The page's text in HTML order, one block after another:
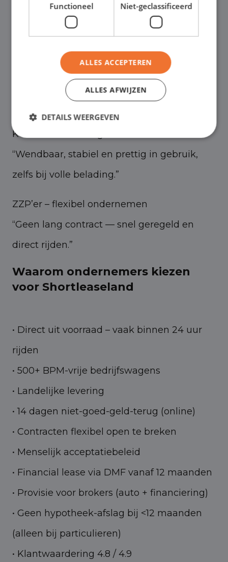
Klantervaringen
Installatiebedrijf – dagelijkse inzet
“Ruime en betrouwbare bus, precies wat we
nodig hebben.”
Koeriersdienst – regionale routes
“Wendbaar, stabiel en prettig in gebruik,
zelfs bij volle belading.”
ZZP’er – flexibel ondernemen
“Geen lang contract — snel geregeld en
direct rijden.”
Waarom ondernemers kiezen
voor Shortleaseland
• Direct uit voorraad – vaak binnen 24 uur
rijden
• 500+ BPM-vrije bedrijfswagens
• Landelijke levering
• 14 dagen niet-goed-geld-terug (online)
• Contracten flexibel open te breken
• Menselijk acceptatiebeleid
• Financial lease via DMF vanaf 12 maanden
• Provisie voor brokers (auto + financiering)
• Geen hypotheek-afslag bij <12 maanden
(alleen bij particulieren)
• Klantwaardering 4.8 / 4.9
Functioneel Niet-geclassificeerd
ALLES ACCEPTEREN
ALLES AFWIJZEN
DETAILS WEERGEVEN